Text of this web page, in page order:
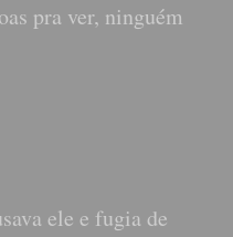
pra ver, ninguém
ele e fugia de